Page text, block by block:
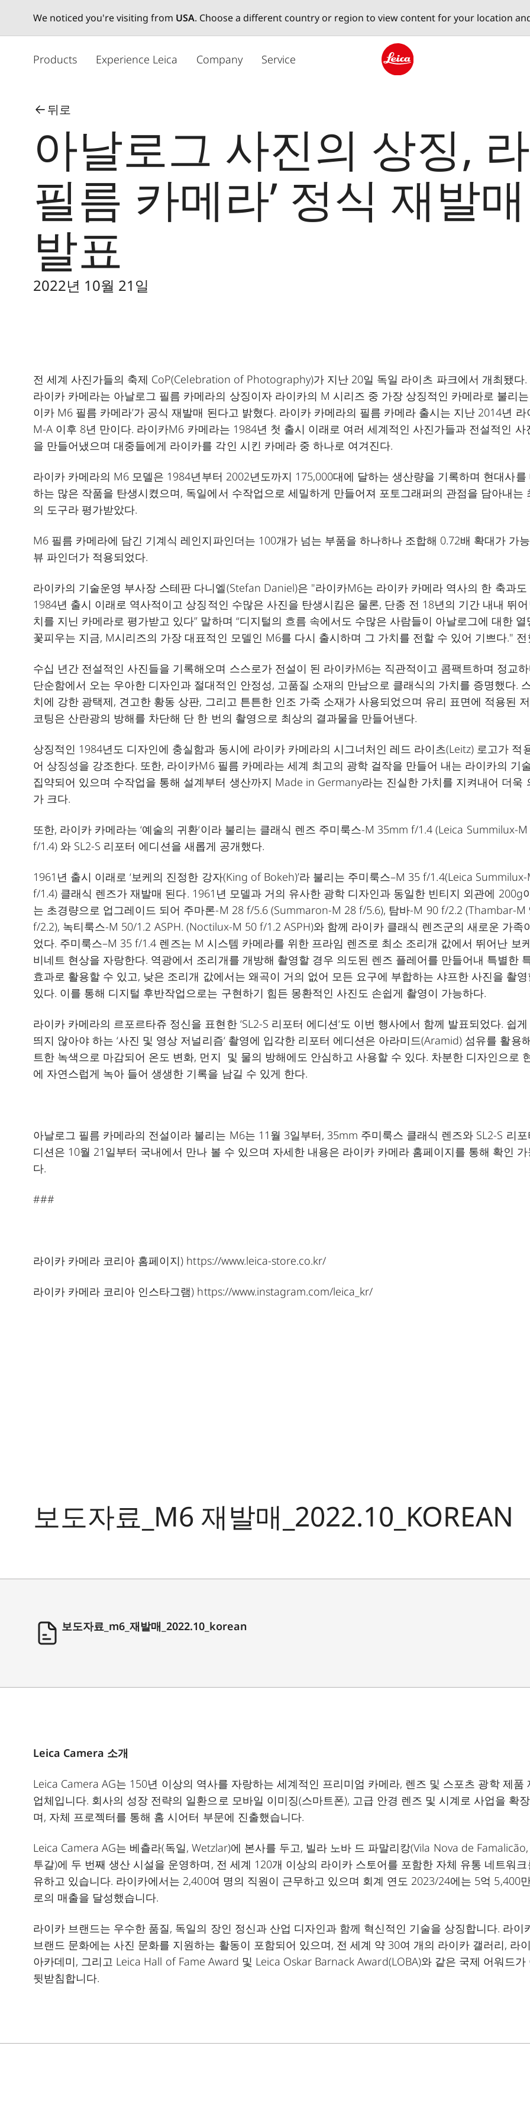
We noticed you're visiting from USA. Choose a different country or region to view content for your location
Products Experience Leica Company Service
뒤로
아날로그 사진의 상징,
필름 카메라’ 정식 재발
발표
2022년 10월 21일
전 세계 사진가들의 축제 CoP(Celebration of Photography)가 지난 20일 독일 라이츠 파크에서 개최됐다.
라이카 카메라는 아날로그 필름 카메라의 상징이자 라이카의 M 시리즈 중 가장 상징적인 카메라로 불리는
이카 M6 필름 카메라’가 공식 재발매 된다고 밝혔다. 라이카 카메라의 필름 카메라 출시는 지난 2014년 라
M-A 이후 8년 만이다. 라이카M6 카메라는 1984년 첫 출시 이래로 여러 세계적인 사진가들과 전설적인 사
을 만들어냈으며 대중들에게 라이카를 각인 시킨 카메라 중 하나로 여겨진다.
라이카 카메라의 M6 모델은 1984년부터 2002년도까지 175,000대에 달하는 생산량을 기록하며 현대사를
하는 많은 작품을 탄생시켰으며, 독일에서 수작업으로 세밀하게 만들어져 포토그래퍼의 관점을 담아내는
의 도구라 평가받았다.
M6 필름 카메라에 담긴 기계식 레인지파인더는 100개가 넘는 부품을 하나하나 조합해 0.72배 확대가 가
뷰 파인더가 적용되었다.
라이카의 기술운영 부사장 스테판 다니엘(Stefan Daniel)은 "라이카M6는 라이카 카메라 역사의 한 축과도
1984년 출시 이래로 역사적이고 상징적인 수많은 사진을 탄생시킴은 물론, 단종 전 18년의 기간 내내 뛰
치를 지닌 카메라로 평가받고 있다” 말하며 “디지털의 흐름 속에서도 수많은 사람들이 아날로그에 대한 열
꽃피우는 지금, M시리즈의 가장 대표적인 모델인 M6를 다시 출시하며 그 가치를 전할 수 있어 기쁘다." 전
수십 년간 전설적인 사진들을 기록해오며 스스로가 전설이 된 라이카M6는 직관적이고 콤팩트하며 정교
단순함에서 오는 우아한 디자인과 절대적인 안정성, 고품질 소재의 만남으로 클래식의 가치를 증명했다.
치에 강한 광택제, 견고한 황동 상판, 그리고 튼튼한 인조 가죽 소재가 사용되었으며 유리 표면에 적용된
코팅은 산란광의 방해를 차단해 단 한 번의 촬영으로 최상의 결과물을 만들어낸다.
상징적인 1984년도 디자인에 충실함과 동시에 라이카 카메라의 시그너처인 레드 라이츠(Leitz) 로고가 적
어 상징성을 강조한다. 또한, 라이카M6 필름 카메라는 세계 최고의 광학 걸작을 만들어 내는 라이카의 기
집약되어 있으며 수작업을 통해 설계부터 생산까지 Made in Germany라는 진실한 가치를 지켜내어 더욱
가 크다.
또한, 라이카 카메라는 ‘예술의 귀환‘이라 불리는 클래식 렌즈 주미룩스-M 35mm f/1.4 (Leica Summilux-
f/1.4) 와 SL2-S 리포터 에디션을 새롭게 공개했다.
1961년 출시 이래로 ‘보케의 진정한 강자(King of Bokeh)’라 불리는 주미룩스–M 35 f/1.4(Leica
f/1.4) 클래식 렌즈가 재발매 된다. 1961년 모델과 거의 유사한 광학 디자인과 동일한 빈티지 외관에 200g
는 초경량으로 업그레이드 되어 주마론-M 28 f/5.6 (Summaron-M 28 f/5.6), 탐바-M 90 f/2.2 (Thambar-M
f/2.2), 녹티룩스-M 50/1.2 ASPH. (Noctilux-M 50 f/1.2 ASPH)와 함께 라이카 클래식 렌즈군의 새로운 가족
었다. 주미룩스–M 35 f/1.4 렌즈는 M 시스템 카메라를 위한 프라임 렌즈로 최소 조리개 값에서 뛰어난 보
비네트 현상을 자랑한다. 역광에서 조리개를 개방해 촬영할 경우 의도된 렌즈 플레어를 만들어내 특별한
효과로 활용할 수 있고, 낮은 조리개 값에서는 왜곡이 거의 없어 모든 요구에 부합하는 샤프한 사진을 촬
있다. 이를 통해 디지털 후반작업으로는 구현하기 힘든 몽환적인 사진도 손쉽게 촬영이 가능하다.
라이카 카메라의 르포르타쥬 정신을 표현한 ‘SL2-S 리포터 에디션‘도 이번 행사에서 함께 발표되었다. 쉽
띄지 않아야 하는 ‘사진 및 영상 저널리즘‘ 촬영에 입각한 리포터 에디션은 아라미드(Aramid) 섬유를 활용
트한 녹색으로 마감되어 온도 변화, 먼지 및 물의 방해에도 안심하고 사용할 수 있다. 차분한 디자인으로
에 자연스럽게 녹아 들어 생생한 기록을 남길 수 있게 한다.
아날로그 필름 카메라의 전설이라 불리는 M6는 11월 3일부터, 35mm 주미룩스 클래식 렌즈와 SL2-S 리포
디션은 10월 21일부터 국내에서 만나 볼 수 있으며 자세한 내용은 라이카 카메라 홈페이지를 통해 확인
다.
###
라이카 카메라 코리아 홈페이지) https://www.leica-store.co.kr/
라이카 카메라 코리아 인스타그램) https://www.instagram.com/leica_kr/
보도자료_M6 재발매_2022.10_KOREAN
보도자료_m6_재발매_2022.10_korean
Leica Camera 소개
Leica Camera AG는 150년 이상의 역사를 자랑하는 세계적인 프리미엄 카메라, 렌즈 및 스포츠 광학 제품
업체입니다. 회사의 성장 전략의 일환으로 모바일 이미징(스마트폰), 고급 안경 렌즈 및 시계로 사업을 확
며, 자체 프로젝터를 통해 홈 시어터 부문에 진출했습니다.
Leica Camera AG는 베츨라(독일, Wetzlar)에 본사를 두고, 빌라 노바 드 파말리캉(Vila Nova de Famalicão,
투갈)에 두 번째 생산 시설을 운영하며, 전 세계 120개 이상의 라이카 스토어를 포함한 자체 유통 네트워크
유하고 있습니다. 라이카에서는 2,400여 명의 직원이 근무하고 있으며 회계 연도 2023/24에는 5억 5,400
로의 매출을 달성했습니다.
라이카 브랜드는 우수한 품질, 독일의 장인 정신과 산업 디자인과 함께 혁신적인 기술을 상징합니다. 라이
브랜드 문화에는 사진 문화를 지원하는 활동이 포함되어 있으며, 전 세계 약 30여 개의 라이카 갤러리, 라
아카데미, 그리고 Leica Hall of Fame Award 및 Leica Oskar Barnack Award(LOBA)와 같은 국제 어워드가
뒷받침합니다.